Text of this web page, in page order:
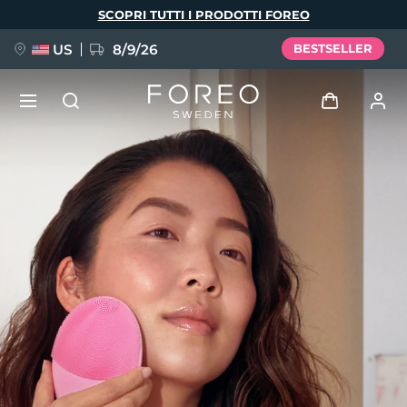
SCOPRI TUTTI I PRODOTTI FOREO
US 8/9/26 BESTSELLER
I miei dispositivi
I miei ordini
I miei indirizzi
I miei abbonamenti
NUOVO
FAQ™ Pure Beauty-Tech Elixir
BREAKING NEWS
issa™ Teeth Whitening Set
Lingua
English Deutsch
Español
Français
Italiano
Português
Polski
Svenska
Русский
Türkçe
简体中文 繁體中文